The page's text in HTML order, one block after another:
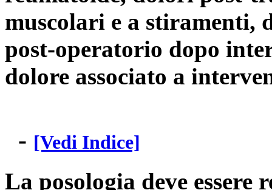
muscolari e a stiramenti,
post-operatorio dopo
dolore associato a
- [Vedi Indice]
La posologia deve essere